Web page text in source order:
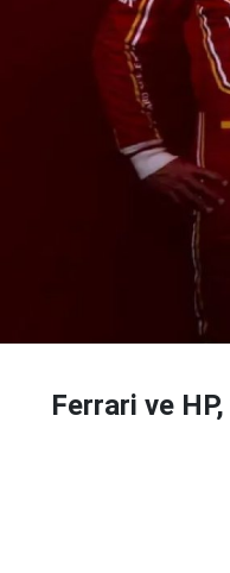
Ferrari ve